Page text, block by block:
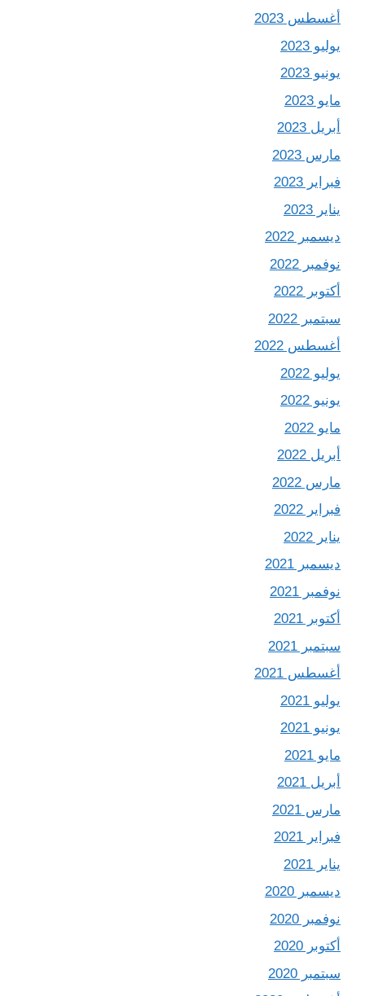
أغسطس 2023
يوليو 2023
يونيو 2023
مايو 2023
أبريل 2023
مارس 2023
فبراير 2023
يناير 2023
ديسمبر 2022
نوفمبر 2022
أكتوبر 2022
سبتمبر 2022
أغسطس 2022
يوليو 2022
يونيو 2022
مايو 2022
أبريل 2022
مارس 2022
فبراير 2022
يناير 2022
ديسمبر 2021
نوفمبر 2021
أكتوبر 2021
سبتمبر 2021
أغسطس 2021
يوليو 2021
يونيو 2021
مايو 2021
أبريل 2021
مارس 2021
فبراير 2021
يناير 2021
ديسمبر 2020
نوفمبر 2020
أكتوبر 2020
سبتمبر 2020